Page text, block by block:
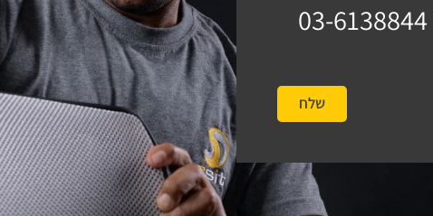
03-6138844
שלח